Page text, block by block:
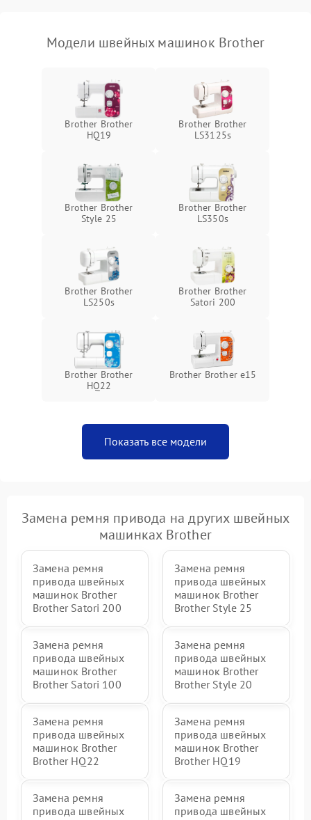
Модели швейных машинок Brother
Brother Brother
HQ19
Brother Brother
LS3125s
Brother Brother
Style 25
Brother Brother
LS350s
Brother Brother
LS250s
Brother Brother
Satori 200
Brother Brother
HQ22
Brother Brother e15
Показать все модели
Замена ремня привода на других швейных
машинках Brother
Замена ремня
привода швейных
машинок Brother
Brother Satori 200
Замена ремня
привода швейных
машинок Brother
Brother Style 25
Замена ремня
привода швейных
машинок Brother
Brother Satori 100
Замена ремня
привода швейных
машинок Brother
Brother Style 20
Замена ремня
привода швейных
машинок Brother
Brother HQ22
Замена ремня
привода швейных
машинок Brother
Brother HQ19
Замена ремня
привода швейных
Замена ремня
привода швейных